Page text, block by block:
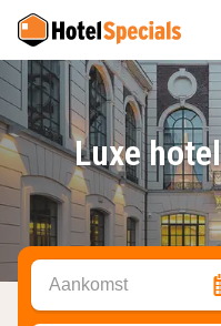
Luxe
Aankomst